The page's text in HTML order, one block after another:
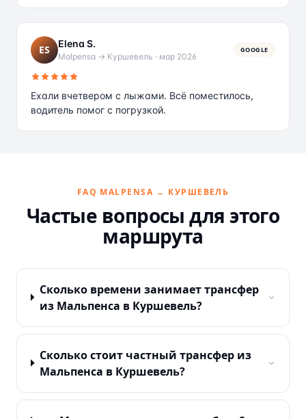
ES Elena S.
Malpensa → Куршевель · мар 2026
GOOGLE
Ехали вчетвером с лыжами. Всё поместилось,
водитель помог с погрузкой.
FAQ MALPENSA → КУРШЕВЕЛЬ
Частые вопросы для этого
маршрута
Сколько времени занимает трансфер
из Мальпенса в Куршевель?
Сколько стоит частный трансфер из
Мальпенса в Куршевель?